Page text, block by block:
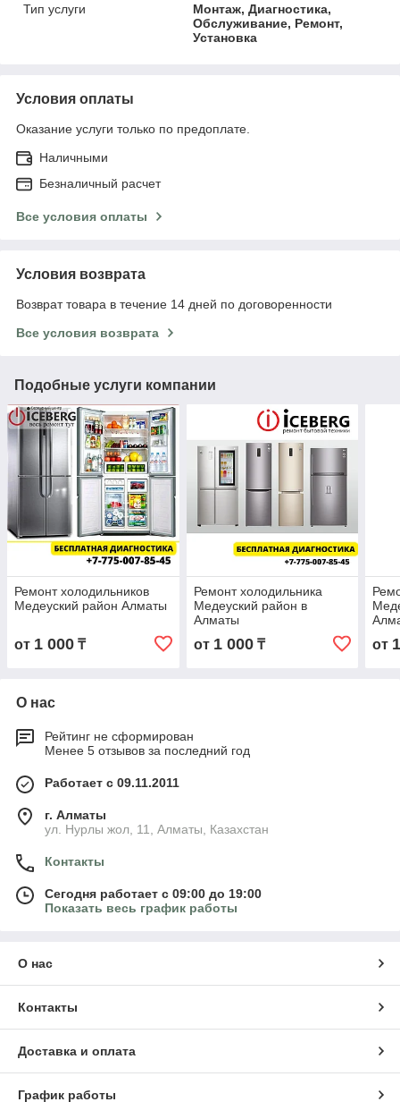
Тип услуги
Монтаж, Диагностика,
Обслуживание, Ремонт,
Установка
Условия оплаты
Оказание услуги только по предоплате.
Наличными
Безналичный расчет
Все условия оплаты
Условия возврата
Возврат товара в течение 14 дней по договоренности
Все условия возврата
Подобные услуги компании
Ремонт холодильников
Медеуский район Алматы
от 1 000 ₸
Ремонт холодильника
Медеуский район в
Алматы
от 1 000₸ от
О нас
Рейтинг не сформирован
Менее 5 отзывов за последний год
Работает с 09.11.2011
г. Алматы
ул. Нурлы жол, 11, Алматы, Казахстан
Контакты
Сегодня работает с 09:00 до 19:00
Показать весь график работы
О нас
Контакты
Доставка и оплата
График работы